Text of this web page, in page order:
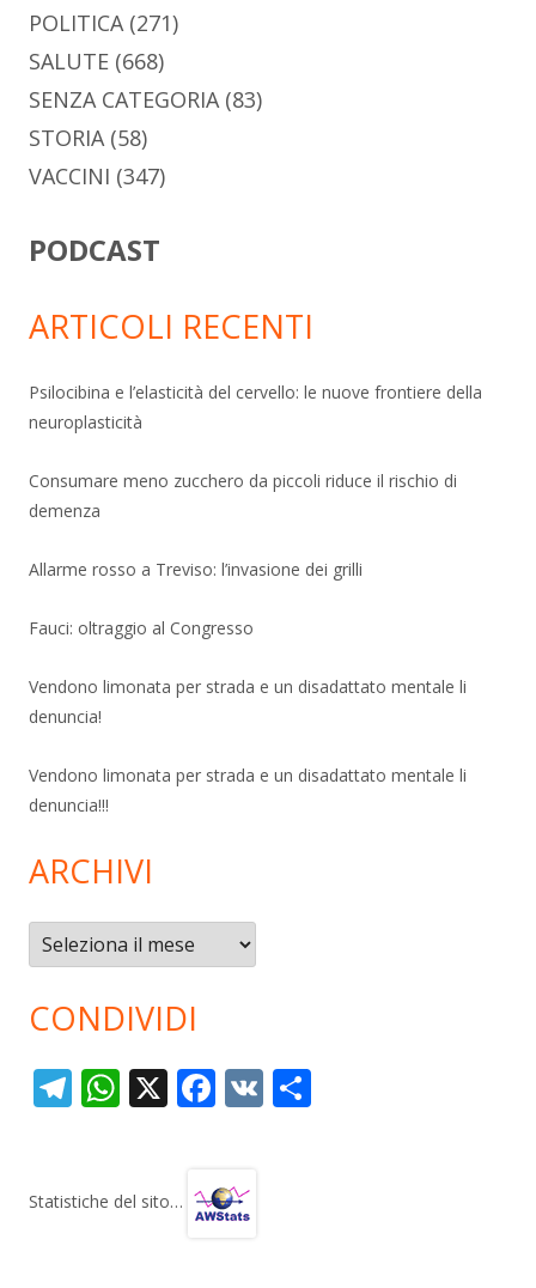
POLITICA (271)
SALUTE (668)
SENZA CATEGORIA (83)
STORIA (58)
VACCINI (347)
PODCAST
ARTICOLI RECENTI
Psilocibina e l’elasticità del cervello: le nuove frontiere della
neuroplasticità
Consumare meno zucchero da piccoli riduce il rischio di
demenza
Allarme rosso a Treviso: l’invasione dei grilli
Fauci: oltraggio al Congresso
Vendono limonata per strada e un disadattato mentale li
denuncia!
Vendono limonata per strada e un disadattato mentale li
denuncia!!!
ARCHIVI
Archivi
CONDIVIDI
T
gr
W
s
X F
b
V
Statistiche del sito…